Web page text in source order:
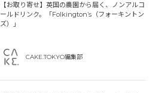
【お取り寄せ】英国の農園から届く、ノンアルコ
ールドリンク。「Folkington’s（フォーキントン
ズ）」
CAKE.TOKYO編集部